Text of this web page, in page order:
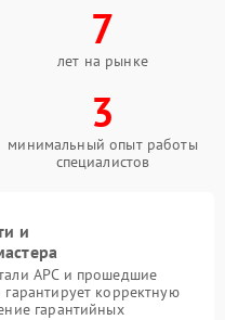
7
лет на рынке
3
минимальный опыт работы
специалистов
и
APC и прошедшие
корректную
гарантийных